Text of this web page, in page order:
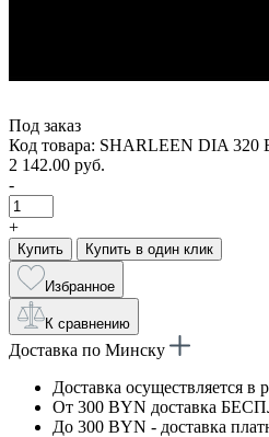
Под заказ
Код товара: SHARLEEN DIA 320
2 142.00 руб.
-
+
Купить Купить в один клик
Избранное
К сравнению
Доставка по Минску
Доставка осуществляется в
От 300 BYN доставка
До 300 BYN - доставка